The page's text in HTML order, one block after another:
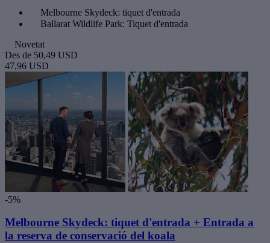
Melbourne Skydeck: tiquet d'entrada
Ballarat Wildlife Park: Tiquet d'entrada
Novetat
Des de 50,49 USD
47,96 USD
-5%
Melbourne Skydeck: tiquet d'entrada + Entrada a
la reserva de conservació del koala